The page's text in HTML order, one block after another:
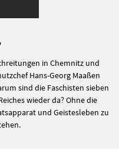
in Chemnitz und
Hans-Georg Maaßen
sind die Faschisten sieben
wieder da? Ohne die
und Geistesleben zu